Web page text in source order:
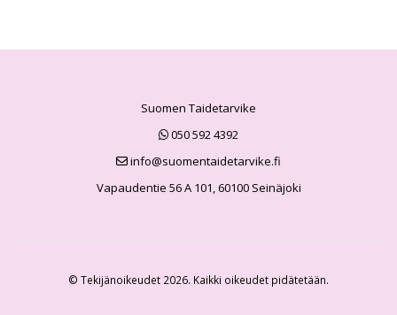
Suomen Taidetarvike
050 592 4392
info@suomentaidetarvike.fi
Vapaudentie 56 A 101, 60100 Seinäjoki
© Tekijänoikeudet 2026. Kaikki oikeudet pidätetään.